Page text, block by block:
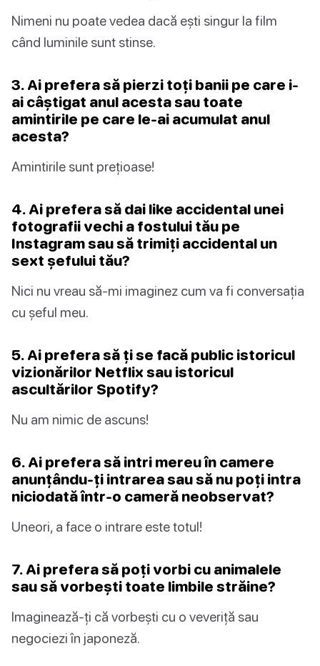
Nimeni nu poate vedea dacă ești singur la film
când luminile sunt stinse.
3. Ai prefera să pierzi toți banii pe care i-
ai câștigat anul acesta sau toate
amintirile pe care le-ai acumulat anul
acesta?
Amintirile sunt prețioase!
4. Ai prefera să dai like accidental unei
fotografii vechi a fostului tău pe
Instagram sau să trimiți accidental un
sext șefului tău?
Nici nu vreau să-mi imaginez cum va fi conversația
cu șeful meu.
5. Ai prefera să ți se facă public istoricul
vizionărilor Netflix sau istoricul
ascultărilor Spotify?
Nu am nimic de ascuns!
6. Ai prefera să intri mereu în camere
anunțându-ți intrarea sau să nu poți intra
niciodată într-o cameră neobservat?
Uneori, a face o intrare este totul!
7. Ai prefera să poți vorbi cu animalele
sau să vorbești toate limbile străine?
Imaginează-ți că vorbești cu o veveriță sau
negociezi în japoneză.